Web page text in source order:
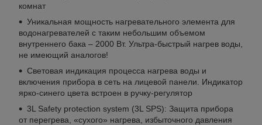
комнат
Уникальная мощность нагревательного элемента для
водонагревателей с таким небольшим объемом
внутреннего бака – 2000 Вт. Ультра-быстрый нагрев воды,
не имеющий аналогов!
Световая индикация процесса нагрева воды и
включения прибора в сеть на лицевой панели. Индикатор
ярко-синего цвета встроен в ручку-регулятор
3L Safety protection system (3L SPS): Защита прибора
от перегрева, «сухого» нагрева, избыточного давления